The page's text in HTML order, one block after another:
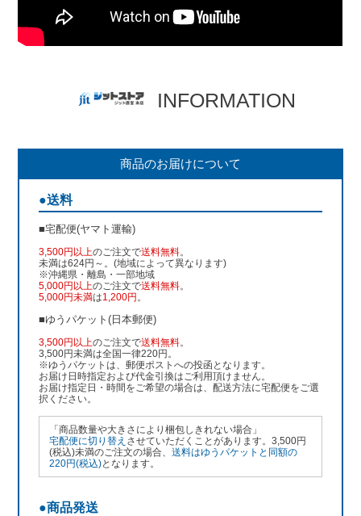
INFORMATION
商品のお届けについて
●送料
■宅配便(ヤマト運輸)
3,500円以上のご注文で送料無料。
未満は624円～。(地域によって異なります)
※沖縄県・離島・一部地域
5,000円以上のご注文で送料無料。
5,000円未満は1,200円 。
■ゆうパケット(日本郵便)
3,500円以上のご注文で送料無料。
3,500円未満は全国一律220円。
※ゆうパケットは、郵便ポストへの投函となります。
お届け日時指定および代金引換はご利用頂けません。
お届け指定日・時間をご希望の場合は、配送方法に宅配便をご選
択ください。
「商品数量や大きさにより梱包しきれない場合」
宅配便に切り替え させていただくことがあります。3,500円
(税込)未満のご注文の場合、送料はゆうパケットと同額の
220円(税込)となります。
●商品発送